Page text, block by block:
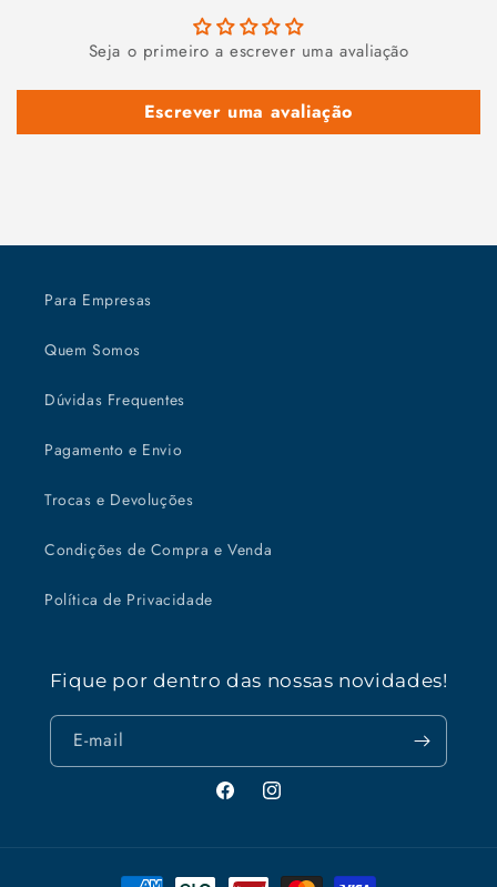
Seja o primeiro a escrever uma avaliação
Escrever uma avaliação
Para Empresas
Quem Somos
Dúvidas Frequentes
Pagamento e Envio
Trocas e Devoluções
Condições de Compra e Venda
Política de Privacidade
Fique por dentro das nossas novidades!
E-mail
FacebookInstagram
Formas